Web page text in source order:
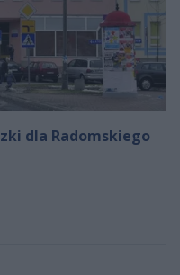
dla Radomskiego